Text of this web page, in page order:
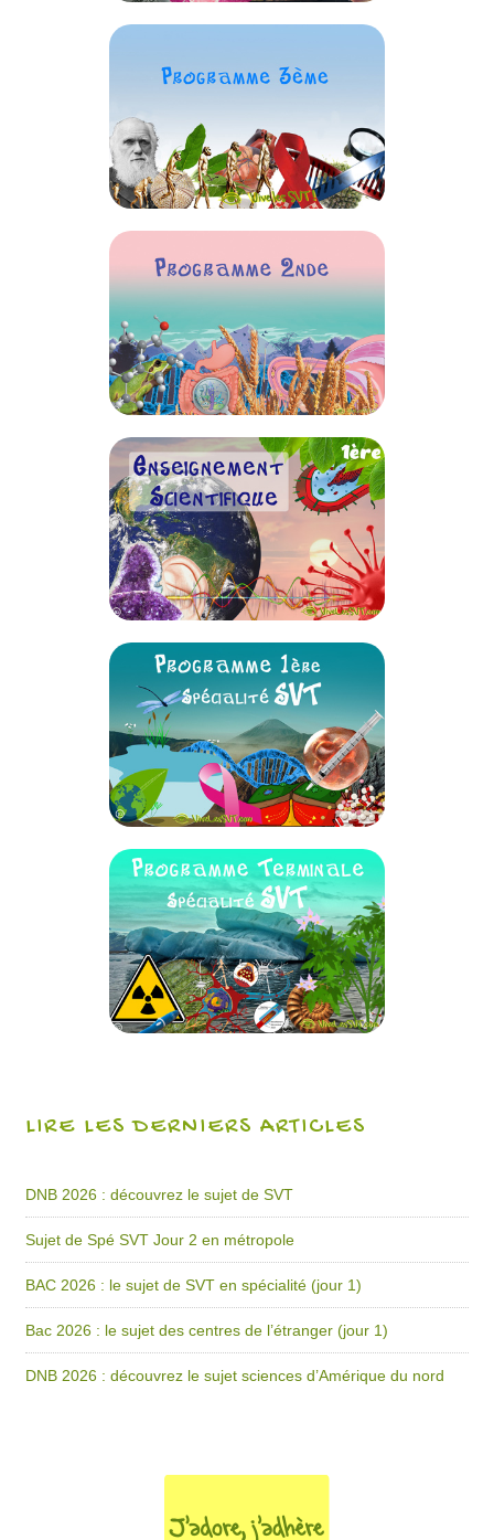
LIRE LES DERNIERS ARTICLES
DNB 2026 : découvrez le sujet de SVT
Sujet de Spé SVT Jour 2 en métropole
BAC 2026 : le sujet de SVT en spécialité (jour 1)
Bac 2026 : le sujet des centres de l’étranger (jour 1)
DNB 2026 : découvrez le sujet sciences d’Amérique du nord